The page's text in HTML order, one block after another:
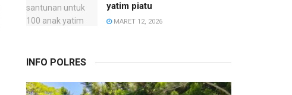
yatim piatu
MARET 12, 2026
INFO POLRES